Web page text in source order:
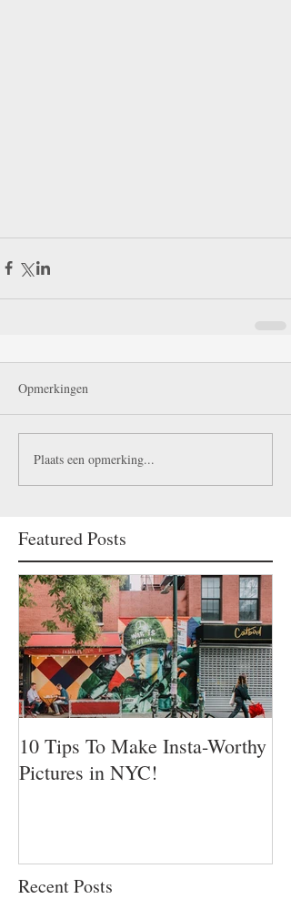
Opmerkingen
Plaats een opmerking...
Featured Posts
10 Tips To Make Insta-Worthy
Pictures in NYC!
Recent Posts